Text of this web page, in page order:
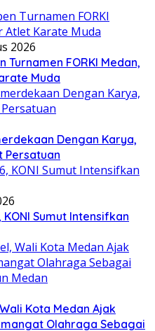
2026
Turnamen FORKI Medan,
Muda
Dengan Karya,
Persatuan
Sumut Intensifkan
Kota Medan Ajak
Olahraga Sebagai